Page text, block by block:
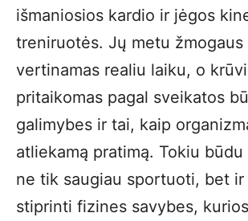
išmaniosios kardio ir jėgos
treniruotės. Jų metu žmogaus
vertinamas realiu laiku, o
pritaikomas pagal sveikatos
galimybes ir tai, kaip
atliekamą pratimą. Tokiu
ne tik saugiau sportuoti, bet
stiprinti fizines savybes, kurios